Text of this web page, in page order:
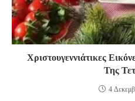
Χριστουγεννιάτικες
Της
4